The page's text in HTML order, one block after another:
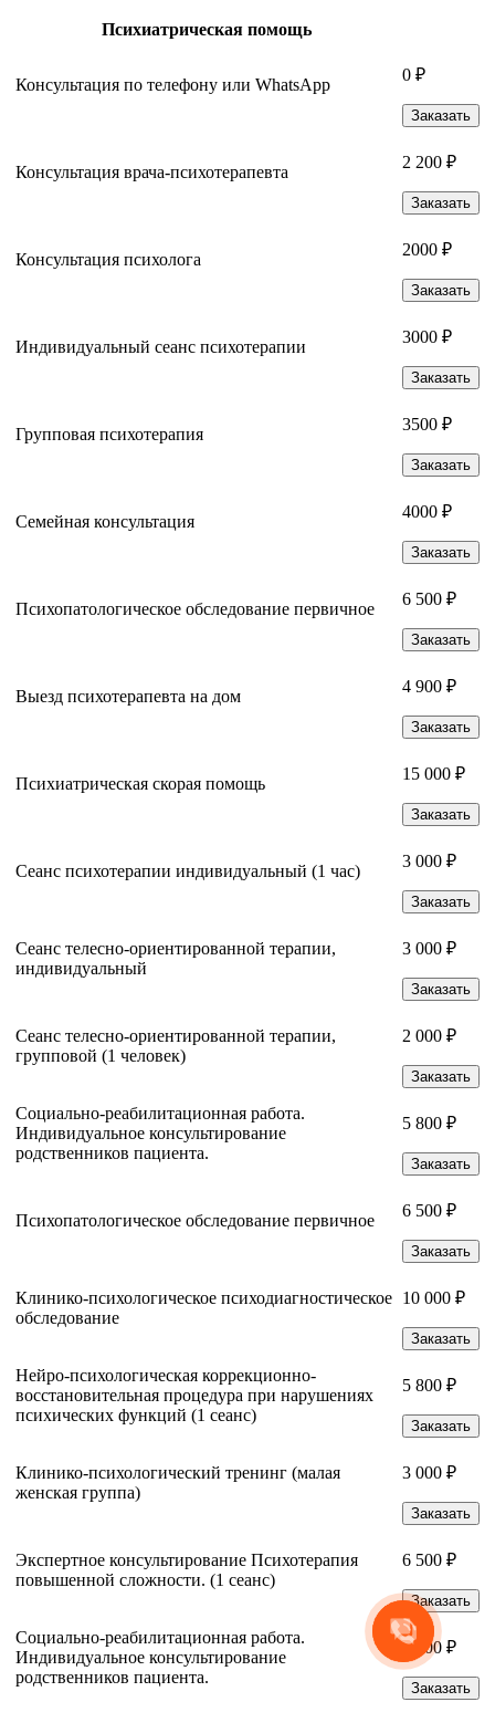
Психиатрическая помощь
Консультация по телефону или WhatsApp
0 ₽
Заказать
Консультация врача-психотерапевта
2 200 ₽
Заказать
Консультация психолога
2000 ₽
Заказать
Индивидуальный сеанс психотерапии
3000 ₽
Заказать
Групповая психотерапия
3500 ₽
Заказать
Семейная консультация
4000 ₽
Заказать
Психопатологическое обследование первичное
6 500 ₽
Заказать
Выезд психотерапевта на дом
4 900 ₽
Заказать
Психиатрическая скорая помощь
15 000 ₽
Заказать
Сеанс психотерапии индивидуальный (1 час)
3 000 ₽
Заказать
Сеанс телесно-ориентированной терапии,
индивидуальный
3 000 ₽
Заказать
Сеанс телесно-ориентированной терапии,
групповой (1 человек)
2 000 ₽
Заказать
Социально-реабилитационная работа.
Индивидуальное консультирование
родственников пациента.
5 800 ₽
Заказать
Психопатологическое обследование первичное
6 500 ₽
Заказать
Клинико-психологическое психодиагностическое
обследование
10 000 ₽
Заказать
Нейро-психологическая коррекционно-
восстановительная процедура при нарушениях
психических функций (1 сеанс)
5 800 ₽
Заказать
Клинико-психологический тренинг (малая
женская группа)
3 000 ₽
Заказать
Экспертное консультирование Психотерапия
повышенной сложности. (1 сеанс)
6 500 ₽
Заказать
Социально-реабилитационная работа.
Индивидуальное консультирование
родственников пациента.
5 800 ₽
Заказать